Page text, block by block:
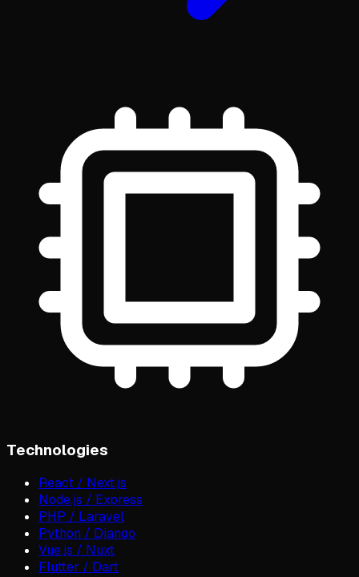
Technologies
React / Next.js
Node.js / Express
PHP / Laravel
Python / Django
Vue.js / Nuxt
Flutter / Dart